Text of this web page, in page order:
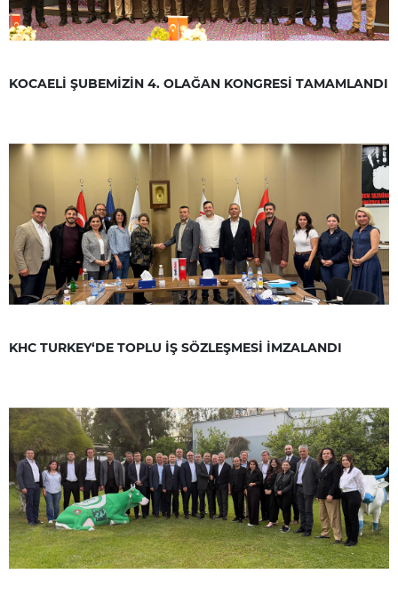
KOCAELİ ŞUBEMİZİN 4. OLAĞAN KONGRESİ TAMAMLANDI
KHC TURKEY‘DE TOPLU İŞ SÖZLEŞMESİ İMZALANDI